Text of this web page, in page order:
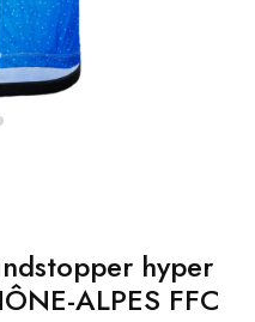
hyper
ALPES FFC